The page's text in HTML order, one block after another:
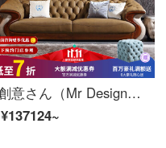
創意さん（Mr Design）現代簡単なソファーのセットトップ層の本革単双三人大人小戸型豪華セット家具の烏金木セットのソファーは四人です。2.85 m【全国三包家】
¥137124~